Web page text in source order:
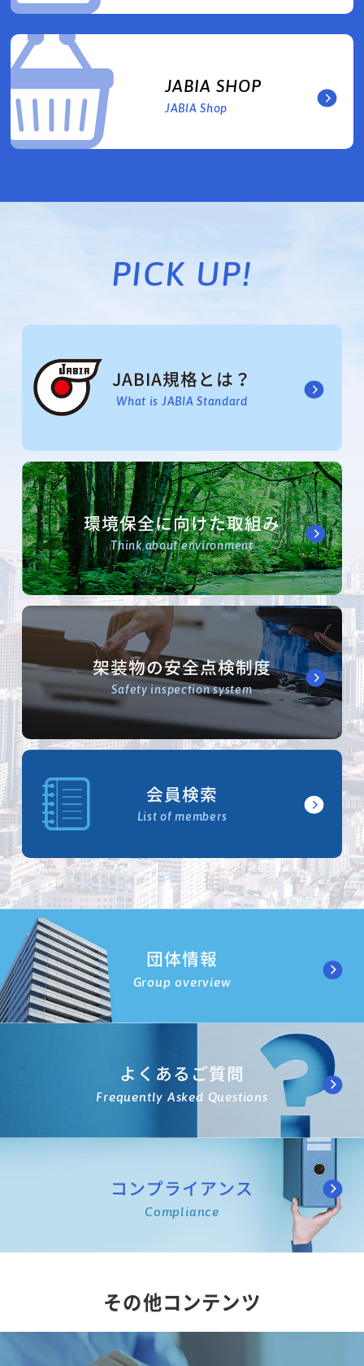
JABIA SHOP
JABIA Shop
PICK UP!
JABIA規格とは？
What is JABIA Standard
環境保全に向けた取組み
Think about environment
架装物の安全点検制度
Safety inspection system
会員検索
List of members
団体情報
Group overview
よくあるご質問
Frequently Asked Questions
コンプライアンス
Compliance
その他コンテンツ